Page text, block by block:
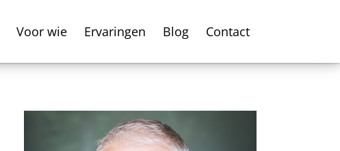
Voor wie Ervaringen Blog Contact